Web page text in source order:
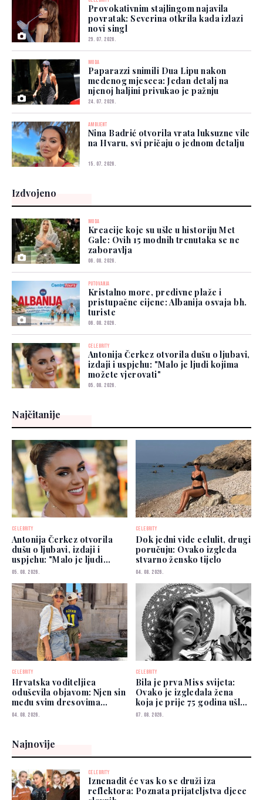
Provokativnim stajlingom najavila
povratak: Severina otkrila kada izlazi
novi singl
29. 07. 2026.
MODA
Paparazzi snimili Dua Lipu nakon
medenog mjeseca: Jedan detalj na
njenoj haljini privukao je pažnju
24. 07. 2026.
AMBIJENT
Nina Badrić otvorila vrata luksuzne vile
na Hvaru, svi pričaju o jednom detalju
15. 07. 2026.
Izdvojeno
MODA
Kreacije koje su ušle u historiju Met
Gale: Ovih 15 modnih trenutaka se ne
zaboravlja
06. 08. 2026.
PUTOVANJA
Kristalno more, predivne plaže i
pristupačne cijene: Albanija osvaja bh.
turiste
06. 08. 2026.
CELEBRITY
Antonija Čerkez otvorila dušu o ljubavi,
izdaji i uspjehu: "Malo je ljudi kojima
možete vjerovati"
05. 08. 2026.
Najčitanije
CELEBRITY
Antonija Čerkez otvorila
dušu o ljubavi, izdaji i
uspjehu: "Malo je ljudi
kojima možete vjerovati"
05. 08. 2026.
CELEBRITY
Dok jedni vide celulit, drugi
poručuju: Ovako izgleda
stvarno žensko tijelo
04. 08. 2026.
CELEBRITY
Hrvatska voditeljica
oduševila objavom: Njen sin
među svim dresovima
izabrao Zmajeve
04. 08. 2026.
CELEBRITY
Bila je prva Miss svijeta:
Ovako je izgledala žena
koja je prije 75 godina ušla
u historiju
07. 08. 2026.
Najnovije
CELEBRITY
Iznenadit će vas ko se druži iza
reflektora: Poznata prijateljstva djece